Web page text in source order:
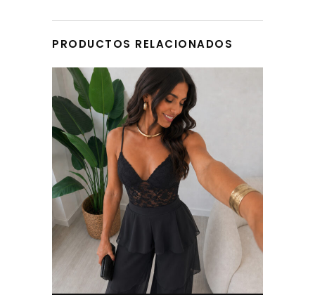
PRODUCTOS RELACIONADOS
Este producto tiene múltiples variantes. Las opciones se pueden elegir en la página de producto